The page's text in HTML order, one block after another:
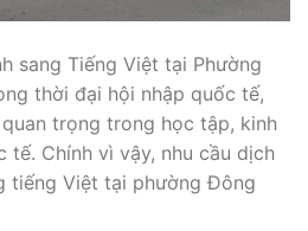
sang Tiếng Việt tại Phường
thời đại hội nhập quốc tế,
trọng trong học tập, kinh
tế. Chính vì vậy, nhu cầu dịch
tiếng Việt tại phường Đông